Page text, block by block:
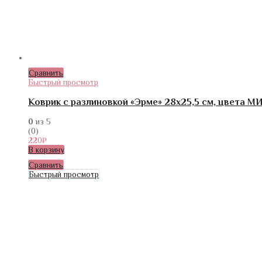
Сравнить
Быстрый просмотр
Коврик с разлиновкой «Эрме» 28х25,5 см, цвета
0 из 5
(0)
220₽
В корзину
Сравнить
Быстрый просмотр